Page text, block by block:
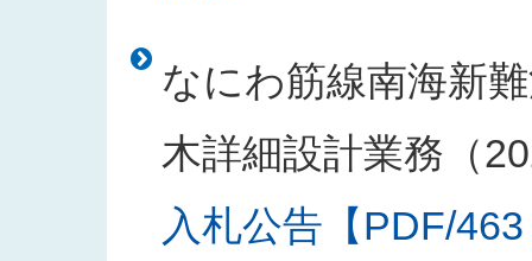
なにわ筋線南海新
木詳細設計業務（
入札公告【PDF/